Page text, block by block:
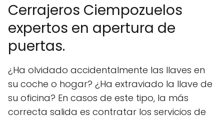
Cerrajeros Ciempozuelos
expertos en apertura de
puertas.
¿Ha olvidado accidentalmente las llaves en
su coche o hogar? ¿Ha extraviado la llave de
su oficina? En casos de este tipo, la más
correcta salida es contratar los servicios de